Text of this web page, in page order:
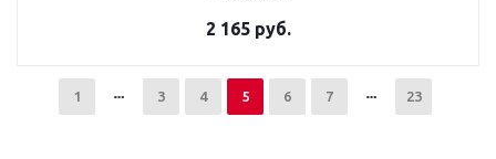
2 165 руб.
1 3 4 5 6 7 23